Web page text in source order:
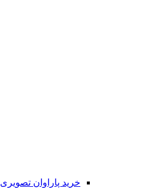
خرید پاراوان تصویری